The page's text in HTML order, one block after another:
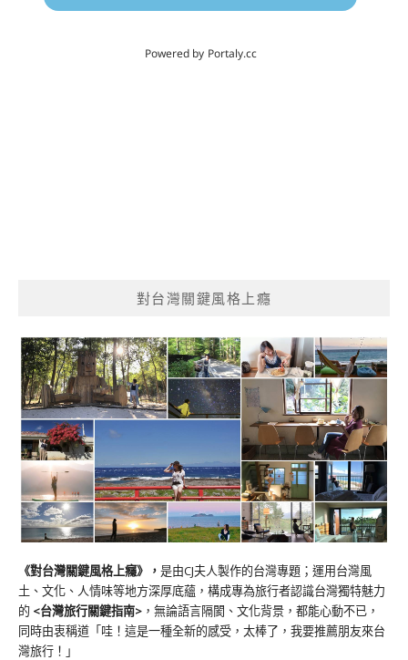
對台灣關鍵風格上癮
《對台灣關鍵風格上癮》 ， 是由CJ夫人製作的台灣專題；運用台灣風
土、文化、人情味等地方深厚底蘊，構成專為旅行者認識台灣獨特魅力
的 <台灣旅行關鍵指南> ，無論語言隔閡、文化背景，都能心動不已，
同時由衷稱道「哇！這是一種全新的感受，太棒了，我要推薦朋友來台
灣旅行！」